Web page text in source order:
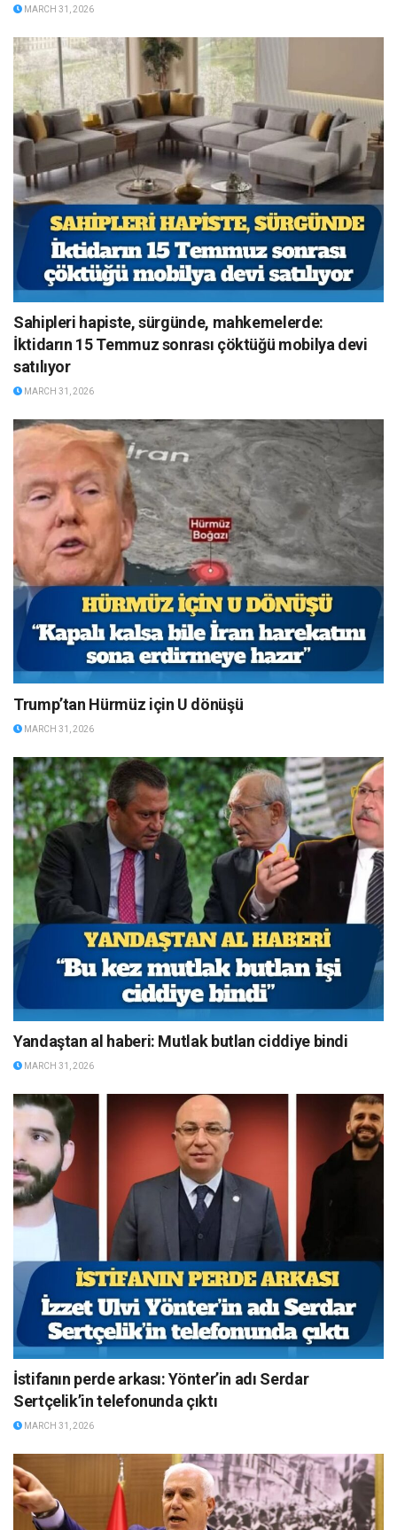
MARCH 31, 2026
Sahipleri hapiste, sürgünde, mahkemelerde:
İktidarın 15 Temmuz sonrası çöktüğü mobilya devi
satılıyor
MARCH 31, 2026
Trump’tan Hürmüz için U dönüşü
MARCH 31, 2026
Yandaştan al haberi: Mutlak butlan ciddiye bindi
MARCH 31, 2026
İstifanın perde arkası: Yönter’in adı Serdar
Sertçelik’in telefonunda çıktı
MARCH 31, 2026